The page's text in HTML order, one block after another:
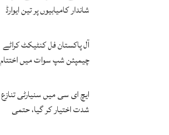
شاندار کامیابیوں پر تین ایوارڈ
آل پاکستان فل کنٹیکٹ کراٹے
چیمپئن شپ سوات میں اختتام
ایچ ای سی میں سنیارٹی تنازع
شدت اختیار کر گیا، حتمی